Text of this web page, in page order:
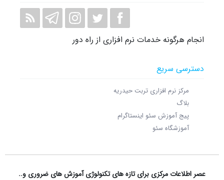
انجام هرگونه خدمات نرم افزاری از راه دور
دسترسی سریع
مرکز نرم افزاری تربت حیدریه
بلاگ
پیج آموزش سئو اینستاگرام
آموزشگاه سئو
عصر اطلاعات مرکزی برای تازه های تکنولوژی آموزش های ضروری و..